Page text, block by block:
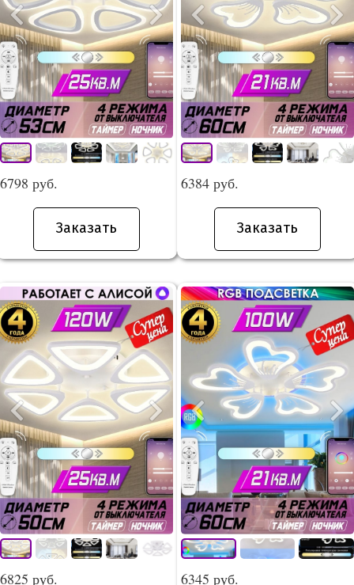
6798 руб.
Заказать
6384 руб.
Заказать
6825 руб. 6345 руб.